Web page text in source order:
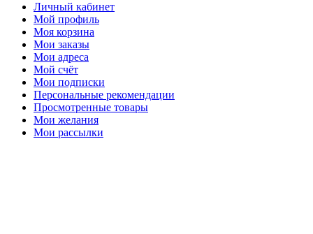
Личный кабинет
Мой профиль
Моя корзина
Мои заказы
Мои адреса
Мой счёт
Мои подписки
Персональные рекомендации
Просмотренные товары
Мои желания
Мои рассылки